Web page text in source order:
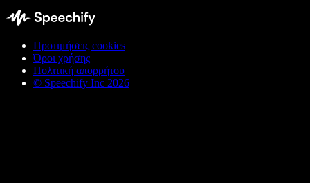
Προτιμήσεις cookies
Όροι χρήσης
Πολιτική απορρήτου
© Speechify Inc 2026